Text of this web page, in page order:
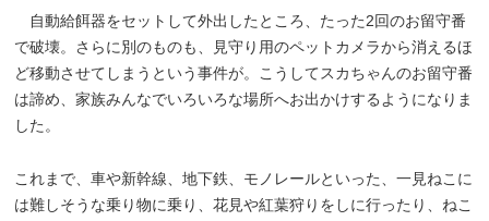
自動給餌器をセットして外出したところ、たった2回のお留守番
で破壊。さらに別のものも、見守り用のペットカメラから消えるほ
ど移動させてしまうという事件が。こうしてスカちゃんのお留守番
は諦め、家族みんなでいろいろな場所へお出かけするようになりま
した。
これまで、車や新幹線、地下鉄、モノレールといった、一見ねこに
は難しそうな乗り物に乗り、花見や紅葉狩りをしに行ったり、ねこ